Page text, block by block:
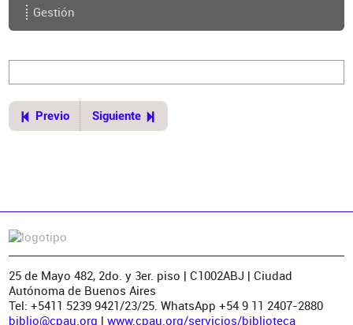
Gestión
Previo Siguiente
25 de Mayo 482, 2do. y 3er. piso | C1002ABJ | Ciudad
Autónoma de Buenos Aires
Tel: +5411 5239 9421/23/25. WhatsApp +54 9 11 2407-2880
biblio@cpau.org | www.cpau.org/servicios/biblioteca